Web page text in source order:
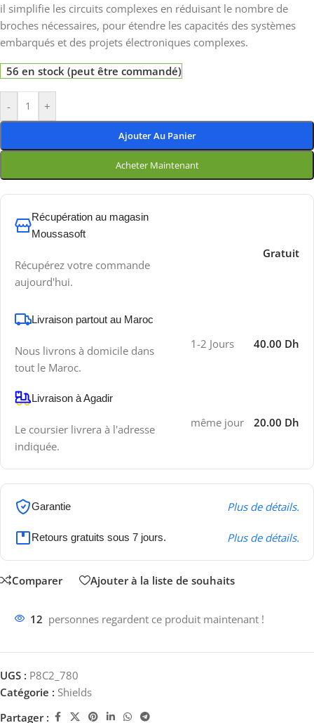
il simplifie les circuits complexes en réduisant le nombre de
broches nécessaires, pour étendre les capacités des systèmes
embarqués et des projets électroniques complexes.
56 en stock (peut être commandé)
- +
Ajouter Au Panier
Acheter Maintenant
Récupération au magasin
Moussasoft
Récupérez votre commande
aujourd'hui.
Gratuit
Livraison partout au Maroc
Nous livrons à domicile dans
tout le Maroc.
1-2 Jours 40.00 Dh
Livraison à Agadir
Le coursier livrera à l'adresse
indiquée.
même jour 20.00 Dh
Garantie Plus de détails.
Retours gratuits sous 7 jours. Plus de détails.
Comparer Ajouter à la liste de souhaits
12 personnes regardent ce produit maintenant !
UGS : P8C2_780
Catégorie : Shields
Partager :